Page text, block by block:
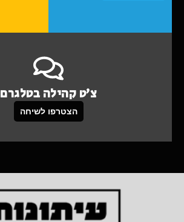
צ'ט קהילה בטלגרם
הצטרפו לשיחה